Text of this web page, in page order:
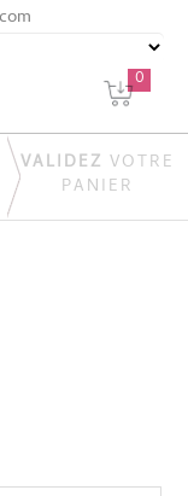
0
VALIDEZ VOTRE
PANIER